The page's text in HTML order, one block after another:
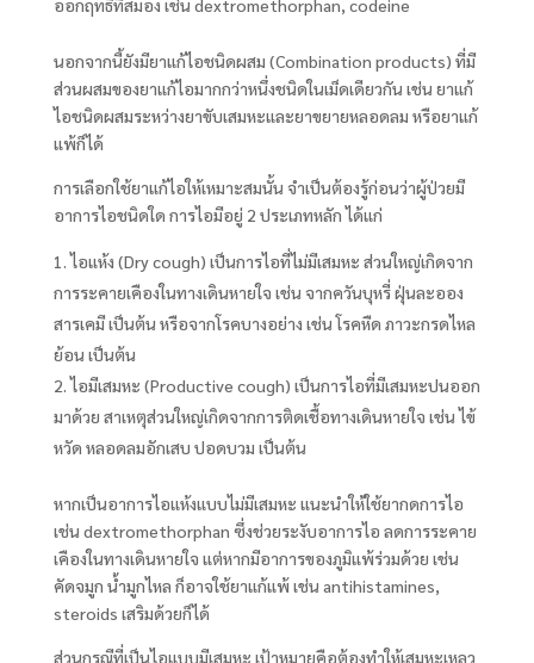
ออกฤทธิ์ที่สมอง เช่น dextromethorphan, codeine
นอกจากนี้ยังมียาแก้ไอชนิดผสม (Combination products) ที่มี
ส่วนผสมของยาแก้ไอมากกว่าหนึ่งชนิดในเม็ดเดียวกัน เช่น ยาแก้
ไอชนิดผสมระหว่างยาขับเสมหะและยาขยายหลอดลม หรือยาแก้
แพ้ก็ได้
การเลือกใช้ยาแก้ไอให้เหมาะสมนั้น จำเป็นต้องรู้ก่อนว่าผู้ป่วยมี
อาการไอชนิดใด การไอมีอยู่ 2 ประเภทหลัก ได้แก่
ไอแห้ง (Dry cough) เป็นการไอที่ไม่มีเสมหะ ส่วนใหญ่เกิดจาก
การระคายเคืองในทางเดินหายใจ เช่น จากควันบุหรี่ ฝุ่นละออง
สารเคมี เป็นต้น หรือจากโรคบางอย่าง เช่น โรคหืด ภาวะกรดไหล
ย้อน เป็นต้น
ไอมีเสมหะ (Productive cough) เป็นการไอที่มีเสมหะปนออก
มาด้วย สาเหตุส่วนใหญ่เกิดจากการติดเชื้อทางเดินหายใจ เช่น ไข้
หวัด หลอดลมอักเสบ ปอดบวม เป็นต้น
หากเป็นอาการไอแห้งแบบไม่มีเสมหะ แนะนำให้ใช้ยากดการไอ
เช่น dextromethorphan ซึ่งช่วยระงับอาการไอ ลดการระคาย
เคืองในทางเดินหายใจ แต่หากมีอาการของภูมิแพ้ร่วมด้วย เช่น
คัดจมูก น้ำมูกไหล ก็อาจใช้ยาแก้แพ้ เช่น antihistamines,
steroids เสริมด้วยก็ได้
ส่วนกรณีที่เป็นไอแบบมีเสมหะ เป้าหมายคือต้องทำให้เสมหะเหลว